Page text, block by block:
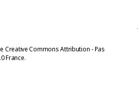
Creative Commons Attribution - Pas
France.